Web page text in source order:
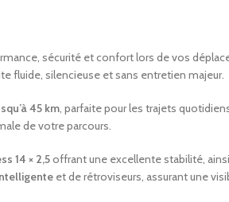
sécurité et confort lors de vos
fluide, silencieuse et sans entretien majeur.
45 km, parfaite pour les trajets
de votre parcours.
14 × 2,5offrant une excellente stabilité, ainsi
et de rétroviseurs, assurant une